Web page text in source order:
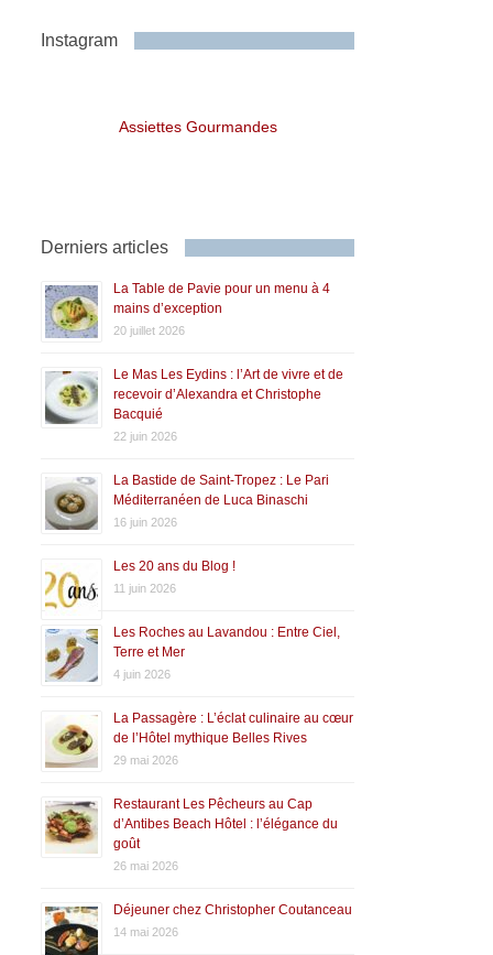
Instagram
Assiettes Gourmandes
Derniers articles
La Table de Pavie pour un menu à 4
mains d’exception
20 juillet 2026
Le Mas Les Eydins : l’Art de vivre et de
recevoir d’Alexandra et Christophe
Bacquié
22 juin 2026
La Bastide de Saint-Tropez : Le Pari
Méditerranéen de Luca Binaschi
16 juin 2026
Les 20 ans du Blog !
11 juin 2026
Les Roches au Lavandou : Entre Ciel,
Terre et Mer
4 juin 2026
La Passagère : L’éclat culinaire au cœur
de l’Hôtel mythique Belles Rives
29 mai 2026
Restaurant Les Pêcheurs au Cap
d’Antibes Beach Hôtel : l’élégance du
goût
26 mai 2026
Déjeuner chez Christopher Coutanceau
14 mai 2026